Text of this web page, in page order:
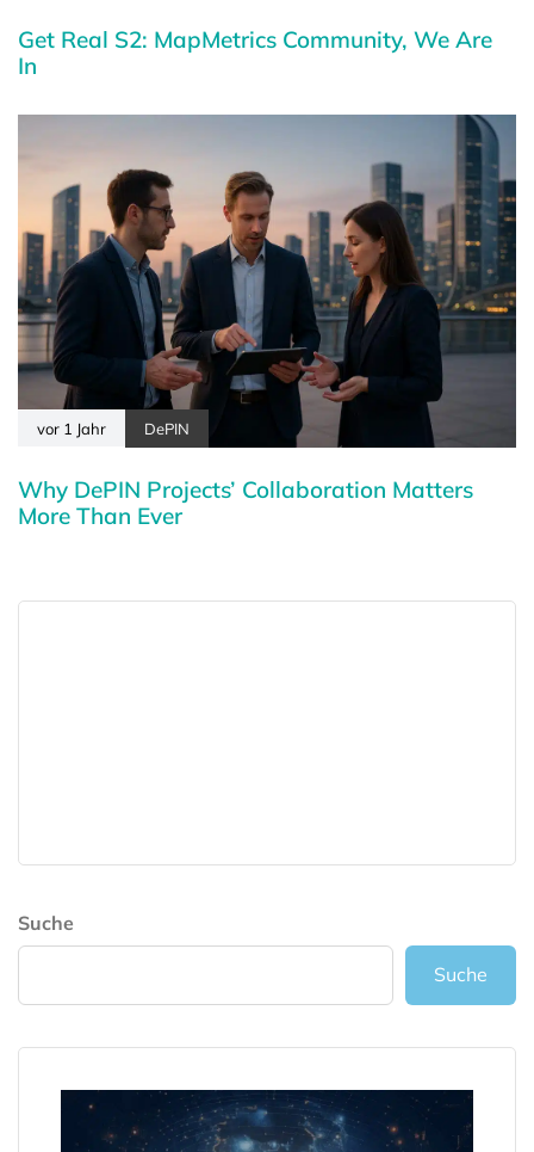
Get Real S2: MapMetrics Community, We Are
In
vor 1 Jahr DePIN
Why DePIN Projects’ Collaboration Matters
More Than Ever
Suche
Suche